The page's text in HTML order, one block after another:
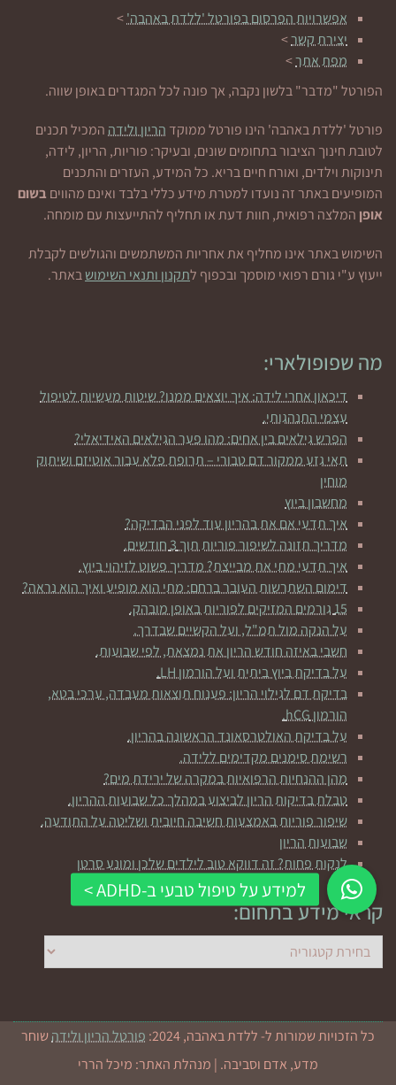
אפשרויות הפרסום בפורטל 'ללדת באהבה'>
יצירת קשר>
מפת אתר>
הפורטל "מדבר" בלשון נקבה, אך פונה לכל המגדרים באופן שווה.
פורטל 'ללדת באהבה' הינו פורטל ממוקד הריון ולידההמכיל תכנים
לטובת חינוך הציבור בתחומים שונים, ובעיקר: פוריות, הריון, לידה,
תינוקות וילדים, ואורח חיים בריא. כל המידע, העזרים והתכנים
המופיעים באתר זה נועדו למטרת מידע כללי בלבד ואינם מהוויםבשום
אופן המלצה רפואית, חוות דעת או תחליף להתייעצות עם מומחה.
השימוש באתר אינו מחליף את אחריות המשתמשים והגולשים לקבלת
ייעוץ ע"י גורם רפואי מוסמך ובכפוף לתקנון ותנאי השימושבאתר.
מה שפופולארי:
דיכאון אחרי לידה: איך יוצאים ממנו? שיטות מעשיות לטיפול
עצמי התנהגותי.
הפרש גילאים בין אחים: מהו פער הגילאים האידיאלי?
תאי גזע ממקור דם טבורי – תרופת פלא עבור אוטיזם ושיתוק
מוחין
מחשבון ביוץ
איך תדעי אם את בהריון עוד לפני הבדיקה?
מדריך תזונה לשיפור פוריות תוך 3 חודשים.
איך תדעי מתי את מבייצת? מדריך פשוט לזיהוי ביוץ.
דימום השתרשות העובר ברחם: מתי הוא מופיע ואיך הוא נראה?
15 גורמים המזיקים לפוריות באופן מובהק.
על הנקה מול תמ"ל, ועל הקשיים שבדרך.
חשבי באיזה חודש הריון את נמצאת, לפי שבועות.
על בדיקת ביוץ ביתית ועל הורמון LH.
בדיקת דם לגילוי הריון: פענוח תוצאות מעבדה, ערכי בטא,
הורמון hCG.
על בדיקת האולטרסאונד הראשונה בהריון.
רשימת סימנים מקדימים ללידה.
מהן ההנחיות הרפואיות במקרה של ירידת מים?
טבלת בדיקות הריון לביצוע במהלך כל שבועות ההריון.
שיפור פוריות באמצעות חשיבה חיובית ושליטה על התודעה.
שבועות הריון
לנקות פחות? זה דווקא טוב לילדים שלכן ומונע סרטן
קראי מידע בתחום:
קראי
מידע
כל הזכויות שמורות ל- ללדת באהבה, 2024: פורטל הריון ולידהשוחר
מדע, אדם וסביבה. | מנהלת האתר: מיכל הררי